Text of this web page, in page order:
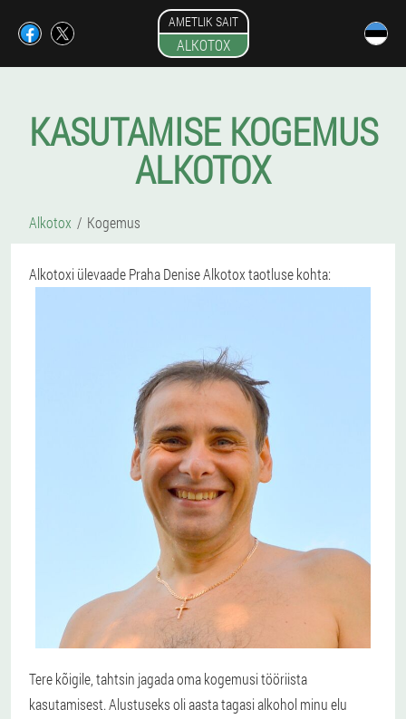
AMETLIK SAIT
ALKOTOX
KASUTAMISE KOGEMUS
ALKOTOX
Alkotox Kogemus
Alkotoxi ülevaade Praha Denise Alkotox taotluse kohta:
Tere kõigile, tahtsin jagada oma kogemusi tööriista
kasutamisest. Alustuseks oli aasta tagasi alkohol minu elu